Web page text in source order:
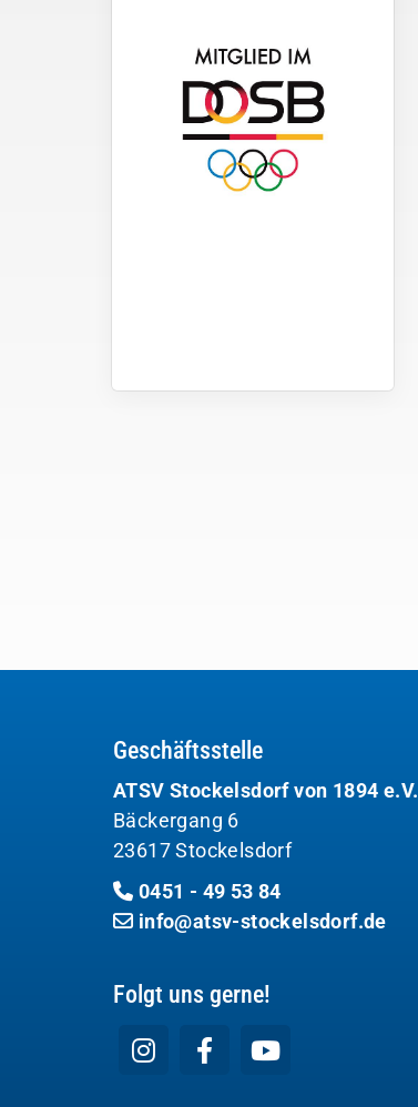
Geschäftsstelle
ATSV Stockelsdorf von 1894 e.V.
Bäckergang 6
23617 Stockelsdorf
0451 - 49 53 84
info@atsv-stockelsdorf.de
Folgt uns gerne!